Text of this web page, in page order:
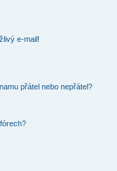
e-mail!
přátel nebo nepřátel?